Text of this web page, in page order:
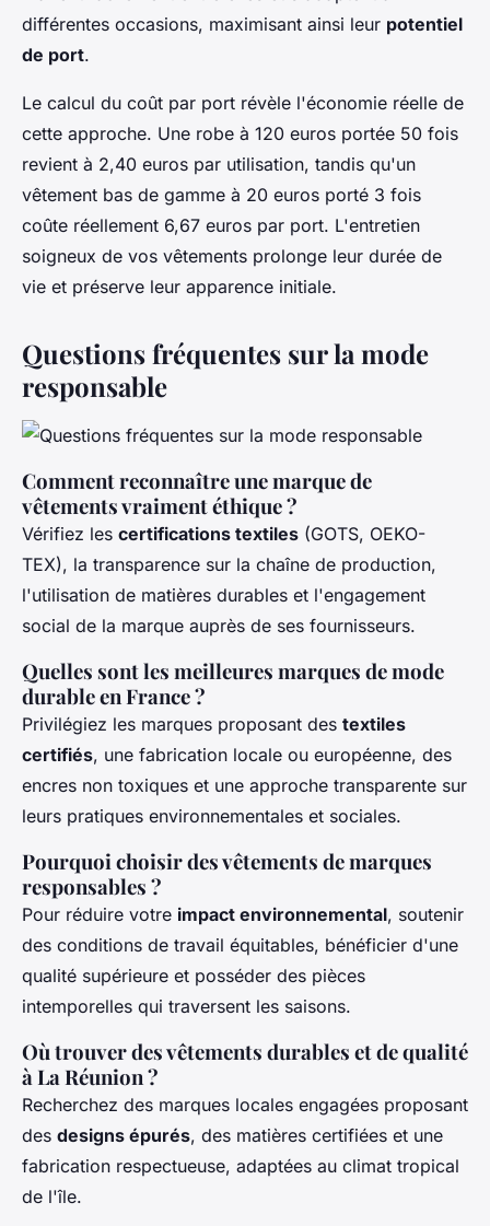
différentes occasions, maximisant ainsi leur potentiel
de port.
Le calcul du coût par port révèle l'économie réelle de
cette approche. Une robe à 120 euros portée 50 fois
revient à 2,40 euros par utilisation, tandis qu'un
vêtement bas de gamme à 20 euros porté 3 fois
coûte réellement 6,67 euros par port. L'entretien
soigneux de vos vêtements prolonge leur durée de
vie et préserve leur apparence initiale.
Questions fréquentes sur la mode
responsable
Comment reconnaître une marque de
vêtements vraiment éthique ?
Vérifiez les certifications textiles (GOTS, OEKO-
TEX), la transparence sur la chaîne de production,
l'utilisation de matières durables et l'engagement
social de la marque auprès de ses fournisseurs.
Quelles sont les meilleures marques de mode
durable en France ?
Privilégiez les marques proposant des textiles
certifiés, une fabrication locale ou européenne, des
encres non toxiques et une approche transparente sur
leurs pratiques environnementales et sociales.
Pourquoi choisir des vêtements de marques
responsables ?
Pour réduire votre impact environnemental, soutenir
des conditions de travail équitables, bénéficier d'une
qualité supérieure et posséder des pièces
intemporelles qui traversent les saisons.
Où trouver des vêtements durables et de qualité
à La Réunion ?
Recherchez des marques locales engagées proposant
des designs épurés, des matières certifiées et une
fabrication respectueuse, adaptées au climat tropical
de l'île.